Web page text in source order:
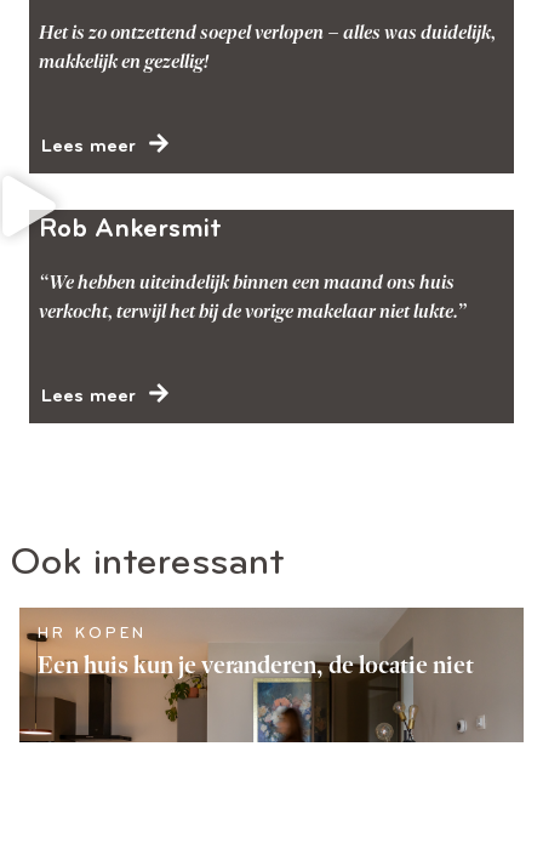
Het is zo ontzettend soepel verlopen – alles was duidelijk,
makkelijk en gezellig!
Lees meer
Rob Ankersmit
“We hebben uiteindelijk binnen een maand ons huis
verkocht, terwijl het bij de vorige makelaar niet lukte.”
Lees meer
Ook interessant
HR KOPEN
Een huis kun je veranderen, de locatie niet